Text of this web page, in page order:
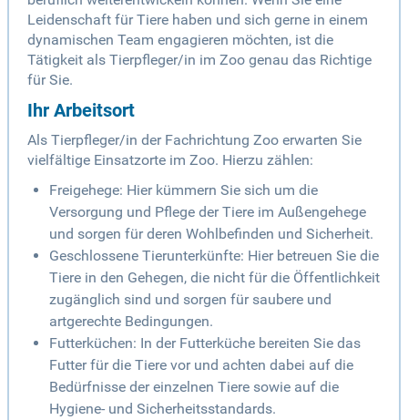
Leidenschaft für Tiere haben und sich gerne in einem
dynamischen Team engagieren möchten, ist die
Tätigkeit als Tierpfleger/in im Zoo genau das Richtige
für Sie.
Ihr Arbeitsort
Als Tierpfleger/in der Fachrichtung Zoo erwarten Sie
vielfältige Einsatzorte im Zoo. Hierzu zählen:
Freigehege: Hier kümmern Sie sich um die
Versorgung und Pflege der Tiere im Außengehege
und sorgen für deren Wohlbefinden und Sicherheit.
Geschlossene Tierunterkünfte: Hier betreuen Sie die
Tiere in den Gehegen, die nicht für die Öffentlichkeit
zugänglich sind und sorgen für saubere und
artgerechte Bedingungen.
Futterküchen: In der Futterküche bereiten Sie das
Futter für die Tiere vor und achten dabei auf die
Bedürfnisse der einzelnen Tiere sowie auf die
Hygiene- und Sicherheitsstandards.